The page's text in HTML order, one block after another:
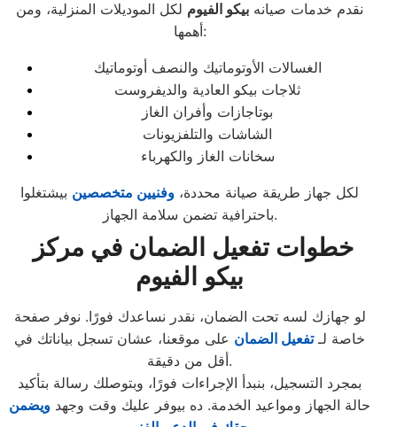
نقدم خدمات صيانه بيكو الفيوم لكل الموديلات المنزلية، ومن
أهمها:
الغسالات الأوتوماتيك والنصف أوتوماتيك
ثلاجات بيكو العادية والديفروست
بوتاجازات وأفران الغاز
الشاشات والتلفزيونات
سخانات الغاز والكهرباء
لكل جهاز طريقة صيانة محددة، وفنيين متخصصين بيشتغلوا
باحترافية تضمن سلامة الجهاز.
بيكو الفيوم
لو جهازك لسه تحت الضمان، نقدر نساعدك فورًا. نوفر صفحة
خاصة لـتفعيل الضمان على موقعنا، عشان تسجل بياناتك في
أقل من دقيقة.
بمجرد التسجيل، بنبدأ الإجراءات فورًا، وبتوصلك رسالة بتأكيد
حالة الجهاز ومواعيد الخدمة. ده بيوفر عليك وقت وجهد ويضمن